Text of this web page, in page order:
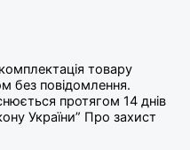
товару
без повідомлення.
протягом 14 днів
України” Про захист